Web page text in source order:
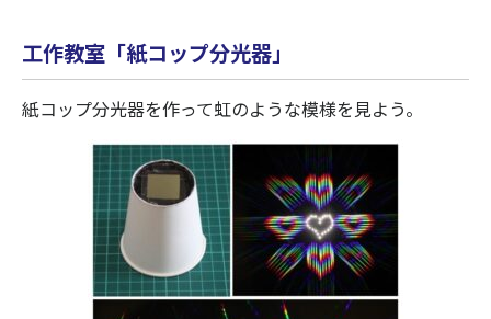
工作教室「紙コップ分光器」
紙コップ分光器を作って虹のような模様を見よう。